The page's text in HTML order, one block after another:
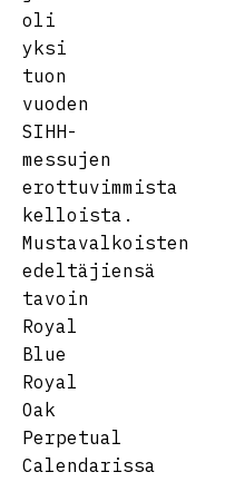
oli
yksi
tuon
vuoden
SIHH-
messujen
erottuvimmista
kelloista.
Mustavalkoisten
edeltäjiensä
tavoin
Royal
Blue
Royal
Oak
Perpetual
Calendarissa